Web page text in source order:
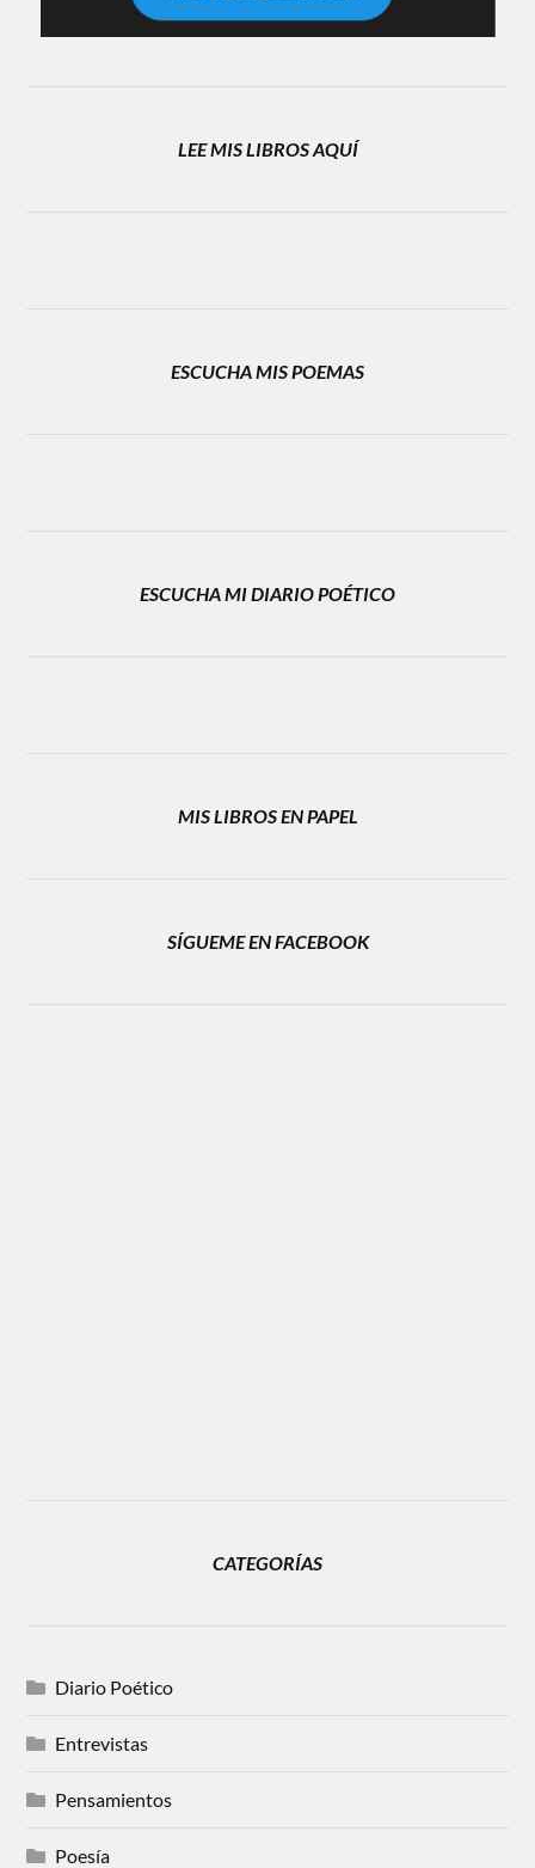
LEE MIS LIBROS AQUÍ
ESCUCHA MIS POEMAS
ESCUCHA MI DIARIO POÉTICO
MIS LIBROS EN PAPEL
SÍGUEME EN FACEBOOK
CATEGORÍAS
Diario Poético
Entrevistas
Pensamientos
Poesía